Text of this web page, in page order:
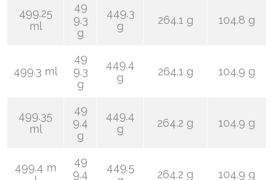
499.25
ml
49
9.3
g
449.3
g
264.1 g 104.8 g
499.3 ml
49
9.3
g
449.4
g
264.1 g 104.9 g
499.35
ml
49
9.4
g
449.4
g
264.2 g 104.9 g
499.4 m
49
9.4
449.5
264.2 g 104.9 g